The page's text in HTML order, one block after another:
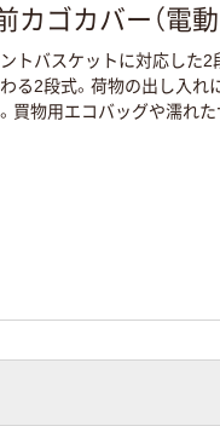
ゴカバー（電動
トバスケットに対応した
る2段式。荷物の出し入
買物用エコバッグや濡れ